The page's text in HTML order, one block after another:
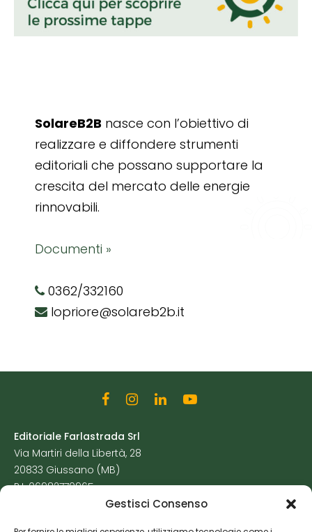
Gestisci Consenso
SolareB2B nasce con l’obiettivo di
realizzare e diffondere strumenti
editoriali che possano supportare la
crescita del mercato delle energie
rinnovabili.
Documenti »
0362/332160
lopriore@solareb2b.it
Editoriale Farlastrada Srl
Via Martiri della Libertà, 28
20833 Giussano (MB)
P.I. 06982770965